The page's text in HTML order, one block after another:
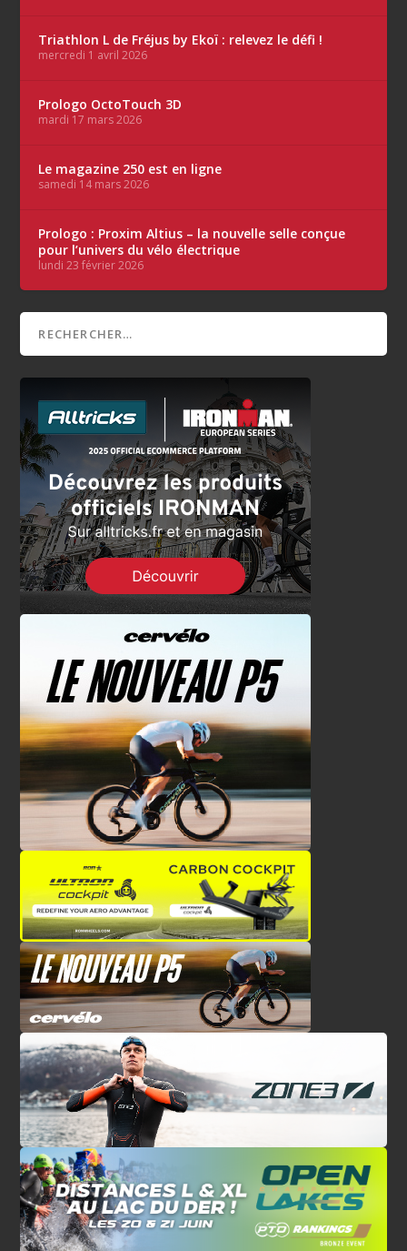
Triathlon L de Fréjus by Ekoï : relevez le défi !
mercredi 1 avril 2026
Prologo OctoTouch 3D
mardi 17 mars 2026
Le magazine 250 est en ligne
samedi 14 mars 2026
Prologo : Proxim Altius – la nouvelle selle conçue
pour l’univers du vélo électrique
lundi 23 février 2026